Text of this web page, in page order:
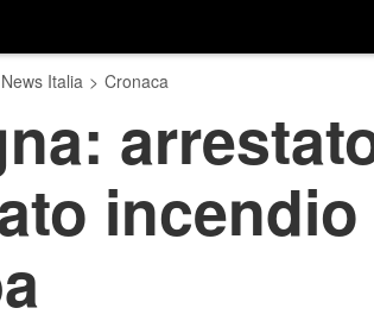
Italia > Cronaca